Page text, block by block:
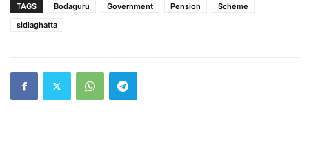
TAGS Bodaguru Government Pension
Scheme
sidlaghatta